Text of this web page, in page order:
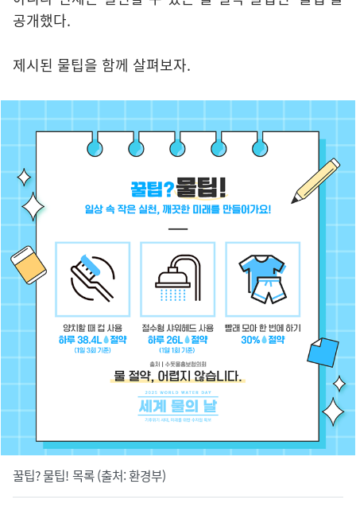
공개했다.
제시된 물팁을 함께 살펴보자.
꿀팁? 물팁! 목록 (출처: 환경부)